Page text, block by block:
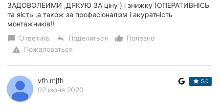
Ивано-
Франковск
Луцк
Ужгород
Карпаты
ЗАДОВОЛЕИМИ ,ДЯКУЮ ЗА ціну ) і знижку )ОПЕРАТИВНІСЬ
та яість ,а також за професіоналізм і акуратність
монтажників!!
chat_bubble Ответить reply Поделиться thumb_up_alt
Полезно
warning Пожаловаться
vfh mjfh
02 июня 2020
5.0